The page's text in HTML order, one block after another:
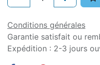
Conditions générales
Garantie satisfait ou
Expédition : 2-3 jours